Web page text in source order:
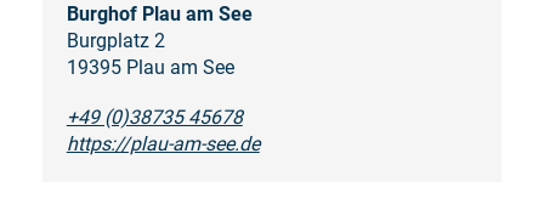
Burghof Plau am See
Burgplatz 2
19395 Plau am See
+49 (0)38735 45678
https://plau-am-see.de